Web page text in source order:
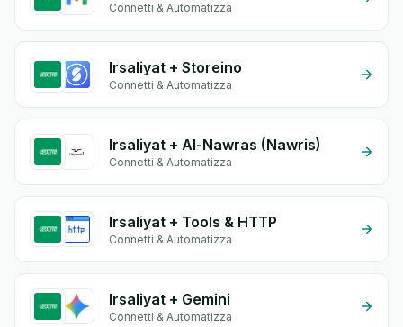
Connetti & Automatizza
Irsaliyat + Storeino
Connetti & Automatizza
Irsaliyat + Al-Nawras (Nawris)
Connetti & Automatizza
Irsaliyat + Tools & HTTP
Connetti & Automatizza
Irsaliyat + Gemini
Connetti & Automatizza